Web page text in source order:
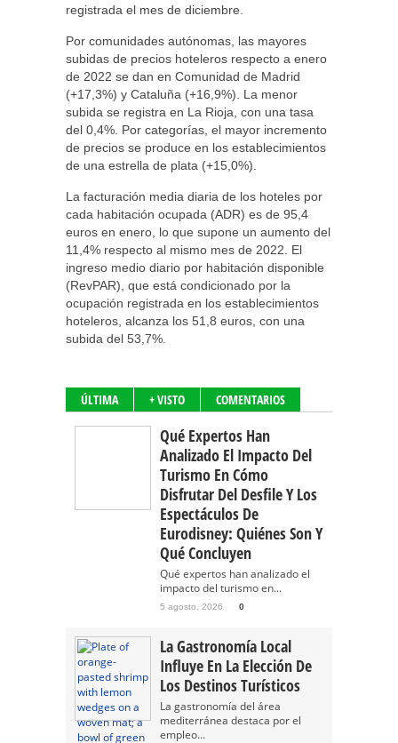
registrada el mes de diciembre.
Por comunidades autónomas, las mayores
subidas de precios hoteleros respecto a enero
de 2022 se dan en Comunidad de Madrid
(+17,3%) y Cataluña (+16,9%). La menor
subida se registra en La Rioja, con una tasa
del 0,4%. Por categorías, el mayor incremento
de precios se produce en los establecimientos
de una estrella de plata (+15,0%).
La facturación media diaria de los hoteles por
cada habitación ocupada (ADR) es de 95,4
euros en enero, lo que supone un aumento del
11,4% respecto al mismo mes de 2022. El
ingreso medio diario por habitación disponible
(RevPAR), que está condicionado por la
ocupación registrada en los establecimientos
hoteleros, alcanza los 51,8 euros, con una
subida del 53,7%.
ÚLTIMA + VISTO COMENTARIOS
Qué Expertos Han
Analizado El Impacto Del
Turismo En Cómo
Disfrutar Del Desfile Y Los
Espectáculos De
Eurodisney: Quiénes Son Y
Qué Concluyen
Qué expertos han analizado el
impacto del turismo en...
5 agosto, 2026 0
La Gastronomía Local
Influye En La Elección De
Los Destinos Turísticos
La gastronomía del área
mediterránea destaca por el
empleo...